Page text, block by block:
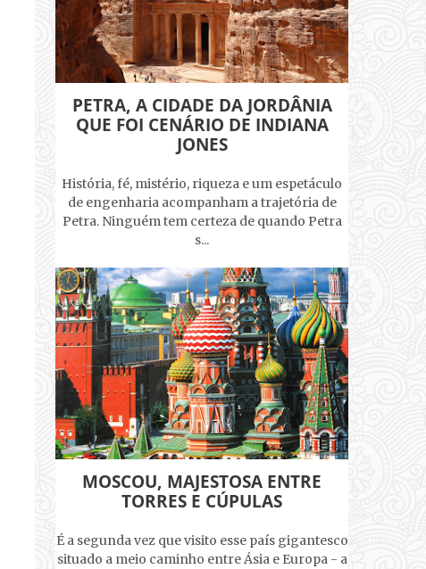
PETRA, A CIDADE DA JORDÂNIA
QUE FOI CENÁRIO DE INDIANA
JONES
História, fé, mistério, riqueza e um espetáculo
de engenharia acompanham a trajetória de
Petra. Ninguém tem certeza de quando Petra
s...
MOSCOU, MAJESTOSA ENTRE
TORRES E CÚPULAS
É a segunda vez que visito esse país gigantesco
situado a meio caminho entre Ásia e Europa - a